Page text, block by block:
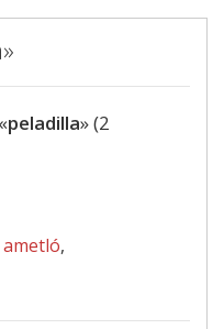
peladilla» (2
ametló,